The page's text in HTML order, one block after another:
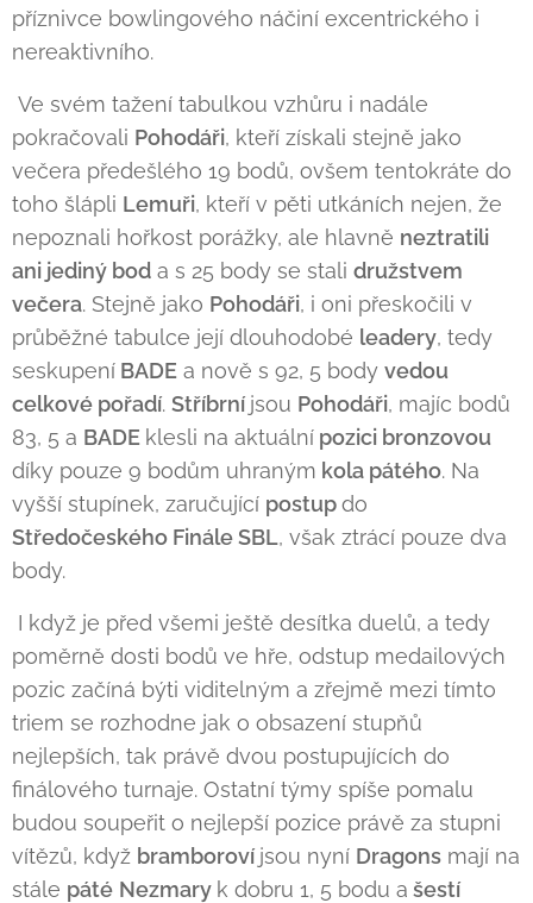
příznivce bowlingového náčiní excentrického i
nereaktivního.
Ve svém tažení tabulkou vzhůru i nadále
pokračovali Pohodáři, kteří získali stejně jako
večera předešlého 19 bodů, ovšem tentokráte do
toho šlápli Lemuři, kteří v pěti utkáních nejen, že
nepoznali hořkost porážky, ale hlavně neztratili
ani jediný bod a s 25 body se stali družstvem
večera. Stejně jako Pohodáři, i oni přeskočili v
průběžné tabulce její dlouhodobé leadery, tedy
seskupení BADE a nově s 92, 5 body vedou
celkové pořadí. Stříbrní jsou Pohodáři, majíc bodů
83, 5 a BADE klesli na aktuální pozici bronzovou
díky pouze 9 bodům uhraným kola pátého. Na
vyšší stupínek, zaručující postupdo
Středočeského Finále SBL, však ztrácí pouze dva
body.
I když je před všemi ještě desítka duelů, a tedy
poměrně dosti bodů ve hře, odstup medailových
pozic začíná býti viditelným a zřejmě mezi tímto
triem se rozhodne jak o obsazení stupňů
nejlepších, tak právě dvou postupujících do
finálového turnaje. Ostatní týmy spíše pomalu
budou soupeřit o nejlepší pozice právě za stupni
vítězů, když bramboroví jsou nyní Dragons mají na
stále páté Nezmary k dobru 1, 5 bodu a šestí